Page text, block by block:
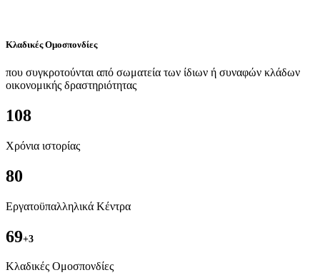
Κλαδικές Ομοσπονδίες
που συγκροτούνται από σωματεία των ίδιων ή συναφών κλάδων
οικονομικής δραστηριότητας
108
Χρόνια ιστορίας
80
Εργατοϋπαλληλικά Κέντρα
69+3
Kλαδικές Ομοσπονδίες